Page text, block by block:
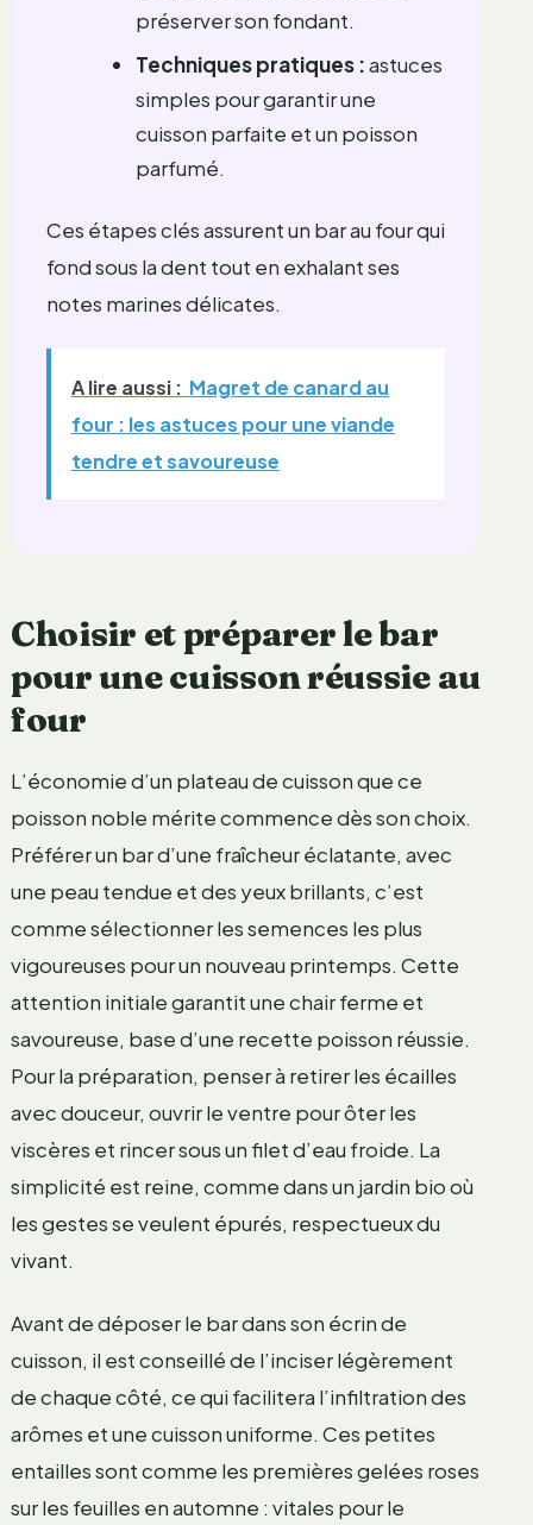
préserver son fondant.
Techniques pratiques :astuces
simples pour garantir une
cuisson parfaite et un poisson
parfumé.
Ces étapes clés assurent un bar au four qui
fond sous la dent tout en exhalant ses
notes marines délicates.
A lire aussi : Magret de canard au
four : les astuces pour une viande
tendre et savoureuse
Choisir et préparer le bar
pour une cuisson réussie au
four
L’économie d’un plateau de cuisson que ce
poisson noble mérite commence dès son choix.
Préférer un bar d’une fraîcheur éclatante, avec
une peau tendue et des yeux brillants, c’est
comme sélectionner les semences les plus
vigoureuses pour un nouveau printemps. Cette
attention initiale garantit une chair ferme et
savoureuse, base d’une recette poisson réussie.
Pour la préparation, penser à retirer les écailles
avec douceur, ouvrir le ventre pour ôter les
viscères et rincer sous un filet d’eau froide. La
simplicité est reine, comme dans un jardin bio où
les gestes se veulent épurés, respectueux du
vivant.
Avant de déposer le bar dans son écrin de
cuisson, il est conseillé de l’inciser légèrement
de chaque côté, ce qui facilitera l’infiltration des
arômes et une cuisson uniforme. Ces petites
entailles sont comme les premières gelées roses
sur les feuilles en automne : vitales pour le